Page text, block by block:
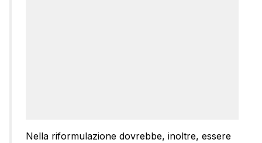
Nella riformulazione dovrebbe, inoltre, essere